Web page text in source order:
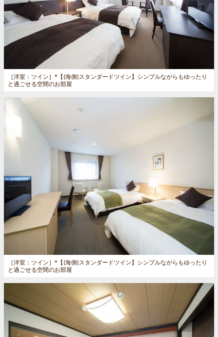
［洋室：ツイン］ *【(海側)スタンダードツイン】シンプルながらもゆったり
と過ごせる空間のお部屋
［洋室：ツイン］ *【(海側)スタンダードツイン】シンプルながらもゆったり
と過ごせる空間のお部屋